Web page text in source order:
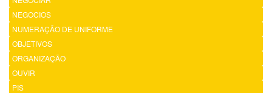
NEGOCIOS
NUMERAÇÃO DE UNIFORME
OBJETIVOS
ORGANIZAÇÃO
OUVIR
PIS